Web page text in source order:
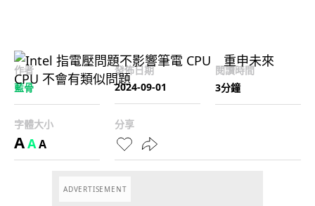
作者
藍骨
發佈日期
2024-09-01
閱讀時間
3分鐘
字體大小
AAA
分享
ADVERTISEMENT